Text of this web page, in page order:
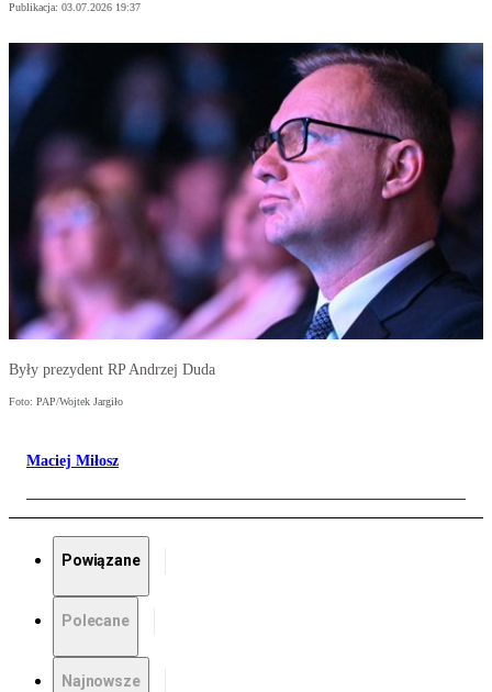
Publikacja: 03.07.2026 19:37
Były prezydent RP Andrzej Duda
Foto: PAP/Wojtek Jargiło
Maciej Miłosz
Powiązane
Polecane
Najnowsze